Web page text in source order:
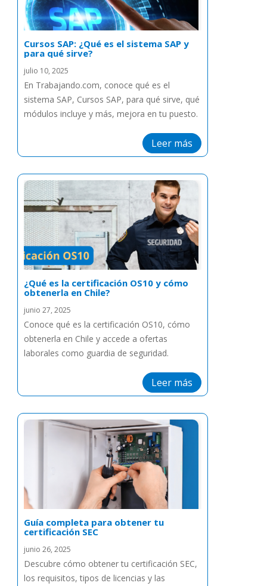
Cursos SAP: ¿Qué es el sistema SAP y
para qué sirve?
julio 10, 2025
En Trabajando.com, conoce qué es el
sistema SAP, Cursos SAP, para qué sirve, qué
módulos incluye y más, mejora en tu puesto.
Leer más
¿Qué es la certificación OS10 y cómo
obtenerla en Chile?
junio 27, 2025
Conoce qué es la certificación OS10, cómo
obtenerla en Chile y accede a ofertas
laborales como guardia de seguridad.
Leer más
Guía completa para obtener tu
certificación SEC
junio 26, 2025
Descubre cómo obtener tu certificación SEC,
los requisitos, tipos de licencias y las